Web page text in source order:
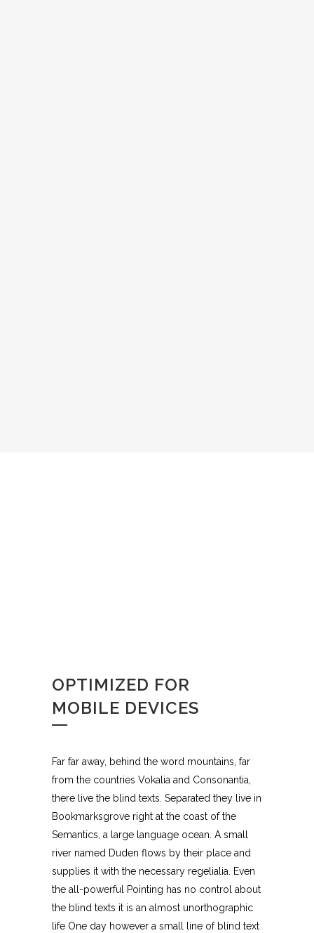
OPTIMIZED FOR
MOBILE DEVICES
Far far away, behind the word mountains, far
from the countries Vokalia and Consonantia,
there live the blind texts. Separated they live in
Bookmarksgrove right at the coast of the
Semantics, a large language ocean. A small
river named Duden flows by their place and
supplies it with the necessary regelialia. Even
the all-powerful Pointing has no control about
the blind texts it is an almost unorthographic
life One day however a small line of blind text